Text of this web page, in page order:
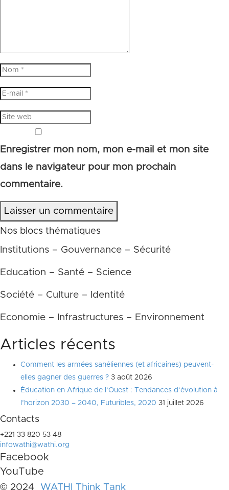
Enregistrer mon nom, mon e-mail et mon site
dans le navigateur pour mon prochain
commentaire.
Laisser un commentaire
Nos blocs thématiques
Institutions – Gouvernance – Sécurité
Education – Santé – Science
Société – Culture – Identité
Economie – Infrastructures – Environnement
Articles récents
Comment les armées sahéliennes (et africaines) peuvent-
elles gagner des guerres ? 3 août 2026
Éducation en Afrique de l’Ouest : Tendances d’évolution à
l’horizon 2030 – 2040, Futuribles, 2020 31 juillet 2026
Contacts
+221 33 820 53 48
infowathi@wathi.org
Facebook
YouTube
© 2024 WATHI Think Tank